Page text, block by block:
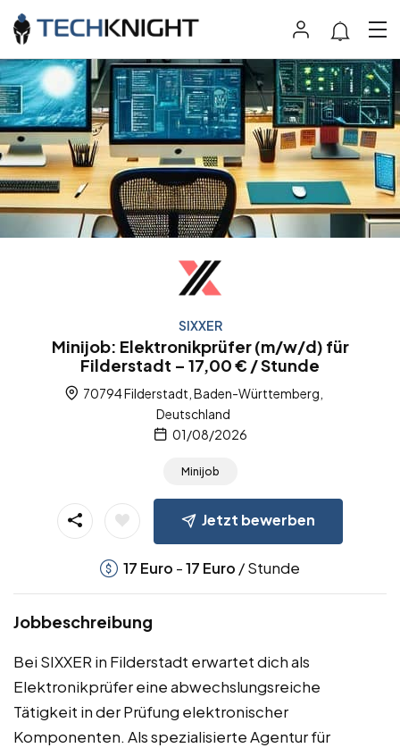
SIXXER
Minijob: Elektronikprüfer (m/w/d) für
Filderstadt – 17,00 € / Stunde
70794 Filderstadt, Baden-Württemberg,
Deutschland
01/08/2026
Minijob
Jetzt bewerben
17 Euro -17 Euro / Stunde
Jobbeschreibung
Bei SIXXER in Filderstadt erwartet dich als
Elektronikprüfer eine abwechslungsreiche
Tätigkeit in der Prüfung elektronischer
Komponenten. Als spezialisierte Agentur für